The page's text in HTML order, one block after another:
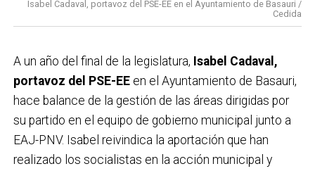
Isabel Cadaval, portavoz del PSE-EE en el Ayuntamiento de Basauri /
Cedida
A un año del final de la legislatura, Isabel Cadaval,
portavoz del PSE-EEen el Ayuntamiento de Basauri,
hace balance de la gestión de las áreas dirigidas por
su partido en el equipo de gobierno municipal junto a
EAJ-PNV. Isabel reivindica la aportación que han
realizado los socialistas en la acción municipal y